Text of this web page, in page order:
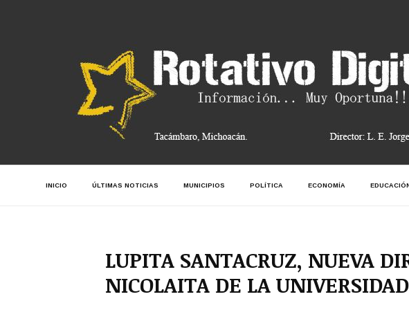
INICIO ÚLTIMAS NOTICIAS MUNICIPIOS POLÍTICA ECONOMÍA
LUPITA SANTACRUZ, NUEVA
NICOLAITA DE LA